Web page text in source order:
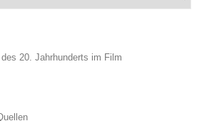
20. Jahrhunderts im Film